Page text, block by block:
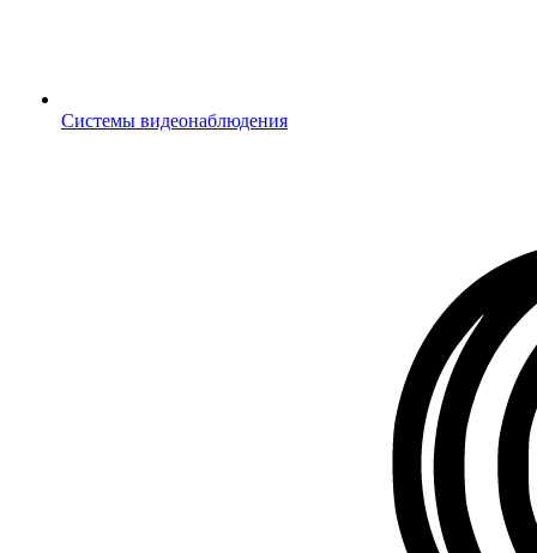
Системы видеонаблюдения